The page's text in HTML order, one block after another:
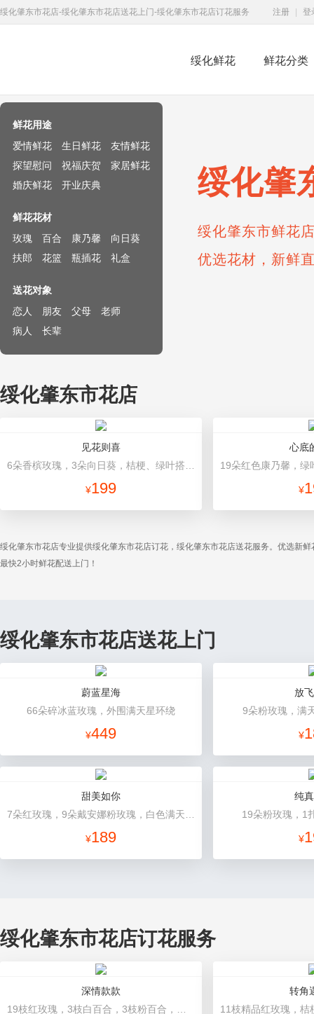
绥化肇东市花店-绥化肇东市花店送花上门-绥化肇东市花店订花服务 注册 登
绥化鲜花 鲜花分类
绥化肇
绥化肇东市鲜花
优选花材，新鲜
鲜花用途
爱情鲜花
生日鲜花
友情鲜花
探望慰问
祝福庆贺
家居鲜花
婚庆鲜花
开业庆典
鲜花花材
玫瑰
百合 康乃馨
向日葵
扶郎
花篮 瓶插花 礼盒
送花对象
恋人
朋友 父母
老师
病人
长辈
绥化肇东市花店
见花则喜
¥199
心底
¥
绥化肇东市花店专业提供绥化肇东市花店订花，绥化肇东市花店送花服务。优选新
最快2小时鲜花配送上门！
绥化肇东市花店送花上门
蔚蓝星海
66朵碎冰蓝玫瑰，外围满天星环绕
¥449
放
9朵粉玫瑰，满
¥
甜美如你
¥189
纯
19朵粉玫瑰，1
¥
绥化肇东市花店订花服务
深情款款
转角